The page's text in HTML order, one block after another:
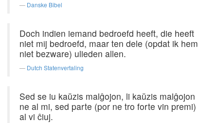
Danske Bibel
Doch indien iemand bedroefd heeft, die heeft
niet mij bedroefd, maar ten dele (opdat ik hem
niet bezware) ulieden allen.
Dutch Statenvertaling
Sed se iu kaŭzis malĝojon, li kaŭzis malĝojon
ne al mi, sed parte (por ne tro forte vin premi)
al vi ĉiuj.